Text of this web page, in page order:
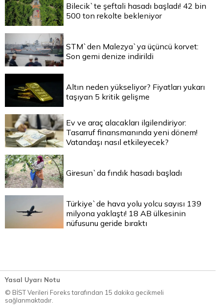
Bilecik`te şeftali hasadı başladı! 42 bin
500 ton rekolte bekleniyor
STM`den Malezya`ya üçüncü korvet:
Son gemi denize indirildi
Altın neden yükseliyor? Fiyatları yukarı
taşıyan 5 kritik gelişme
Ev ve araç alacakları ilgilendiriyor:
Tasarruf finansmanında yeni dönem!
Vatandaşı nasıl etkileyecek?
Giresun`da fındık hasadı başladı
Türkiye`de hava yolu yolcu sayısı 139
milyona yaklaştı! 18 AB ülkesinin
nüfusunu geride bıraktı
Yasal Uyarı Notu
© BİST Verileri Foreks tarafından 15 dakika gecikmeli
sağlanmaktadır.